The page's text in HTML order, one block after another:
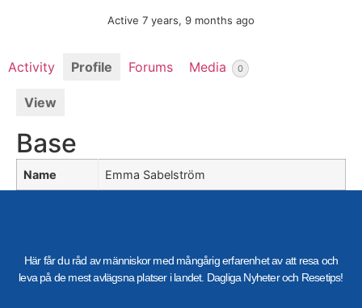
Active 7 years, 9 months ago
Activity Profile Forums Media 0
View
Base
Name Emma Sabelström
Här får du råd av människor med mångårig erfarenhet av att resa och
leva på de mest avlägsna platser i landet. Dagliga Nyheter och Resetips!